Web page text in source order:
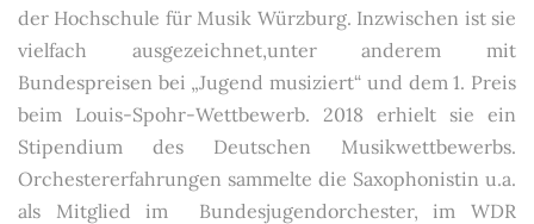
der Hochschule für Musik Würzburg. Inzwischen ist sie
vielfach ausgezeichnet,unter anderem mit
Bundespreisen bei „Jugend musiziert“ und dem 1. Preis
beim Louis-Spohr-Wettbewerb. 2018 erhielt sie ein
Stipendium des Deutschen Musikwettbewerbs.
Orchestererfahrungen sammelte die Saxophonistin u.a.
als Mitglied im Bundesjugendorchester, im WDR